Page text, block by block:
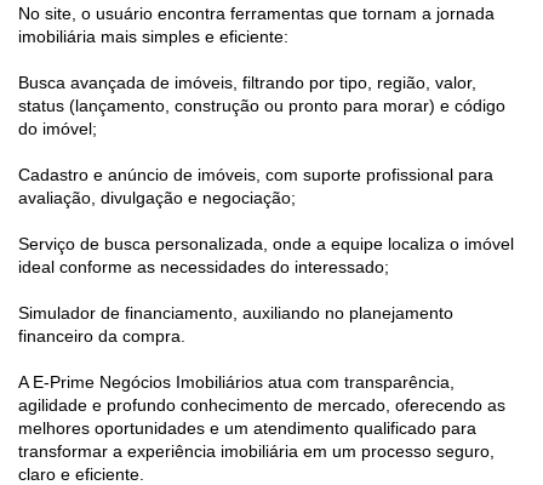
No site, o usuário encontra ferramentas que tornam a jornada
imobiliária mais simples e eficiente:
Busca avançada de imóveis, filtrando por tipo, região, valor,
status (lançamento, construção ou pronto para morar) e código
do imóvel;
Cadastro e anúncio de imóveis, com suporte profissional para
avaliação, divulgação e negociação;
Serviço de busca personalizada, onde a equipe localiza o imóvel
ideal conforme as necessidades do interessado;
Simulador de financiamento, auxiliando no planejamento
financeiro da compra.
A E-Prime Negócios Imobiliários atua com transparência,
agilidade e profundo conhecimento de mercado, oferecendo as
melhores oportunidades e um atendimento qualificado para
transformar a experiência imobiliária em um processo seguro,
claro e eficiente.